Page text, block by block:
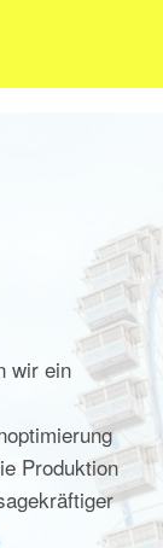
wir ein
Produktion